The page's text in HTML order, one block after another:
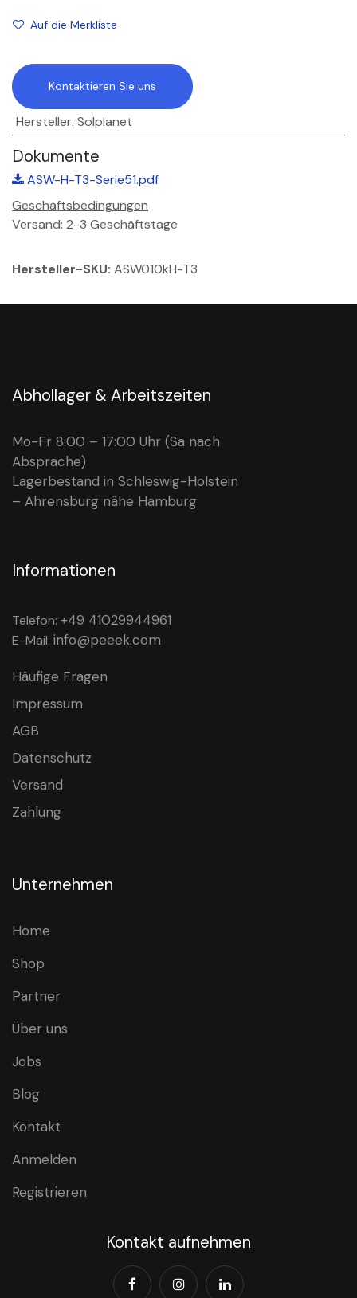
Auf die Merkliste
Kontaktieren Sie uns
Hersteller: Solplanet
Dokumente
ASW-H-T3-Serie51.pdf
Geschäftsbedingungen
Versand: 2-3 Geschäftstage
Hersteller-SKU: ASW010kH-T3
Abhollager & Arbeitszeiten
Mo-Fr 8:00 – 17:00 Uhr (Sa nach
Absprache)
Lagerbestand in Schleswig-Holstein
– Ahrensburg nähe Hamburg
Informationen
Telefon: +49 41029944961
E-Mail: info@peeek.com
Häufige Fragen
Impressum
AGB
Datenschutz
Versand
Zahlung
Unternehmen
Home
Shop
Partner
Über uns
Jobs
Blog
Kontakt
Anmelden
Registrieren
Kontakt aufnehmen